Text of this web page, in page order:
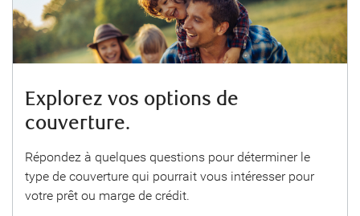
Explorez vos options de
couverture.
Répondez à quelques questions pour déterminer le
type de couverture qui pourrait vous intéresser pour
votre prêt ou marge de crédit.